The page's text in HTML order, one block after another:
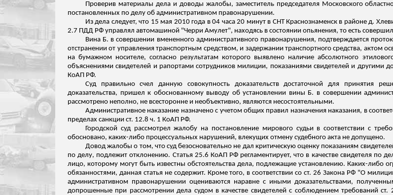
Проверив материалы дела и доводы жалобы, заместитель председателя Московского
постановленных по делу об административном правонарушении.
Из дела следует, что 15 мая 2010 года в 04 часа 20 минут в СНТ Краснознаменск в районе д.
2.7 ПДД РФ управлял автомашиной "Черри Амулет", находясь в состоянии опьянения, то есть
Вина Б. в совершении вмененного административного правонарушения, подтверждается
отстранении от управления транспортным средством, и задержании транспортного средства, актом
на бумажном носителе, согласно результатам которого выявлено наличие абсолютного
объяснениями свидетелей и рапортами сотрудников милиции, показаниями свидетелей и другими
КоАП РФ.
Суд правильно счел данную совокупность доказательств достаточной для принятия
доказательства, пришел к обоснованному выводу об установлении вины Б. в совершении
рассмотрено неполно, не всесторонне и необъективно, являются несостоятельными.
Административное наказание назначено с учетом общих правил назначения наказания, в
пределах санкции ст. 12.8 ч. 1 КоАП РФ.
Городской суд рассмотрел жалобу на постановление мирового судьи в соответствии с
обосновано, каких-либо процессуальных нарушений, влекущих отмену судебного акта не допущено.
Довод жалобы о том, что суд безосновательно не дал критическую оценку показаниям
по делу, подлежит отклонению. Статья 25.6 КоАП РФ регламентирует, что в качестве свидетеля по
лицо, которому могут быть известны обстоятельства дела, подлежащие установлению. Каких-либо
обязанностями, данная статья не содержит. Кроме того, в соответствии со ст. 26 Закона РФ "О
административном правонарушении оцениваются наравне с иными доказательствами,
допрошенные при рассмотрении дела судом в качестве свидетелей с соблюдением требований